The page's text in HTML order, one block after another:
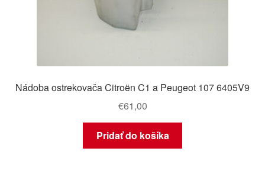
Nádoba ostrekovača Citroën C1 a Peugeot 107 6405V9
€61,00
Pridať do košíka